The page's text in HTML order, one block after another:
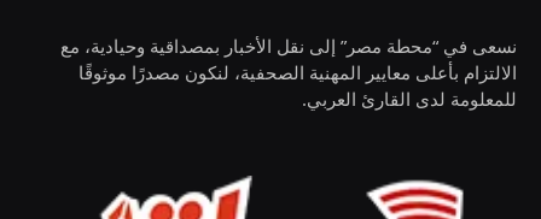
نسعى في “محطة مصر” إلى نقل الأخبار بمصداقية وحيادية، مع
الالتزام بأعلى معايير المهنية الصحفية، لنكون مصدرًا موثوقًا
للمعلومة لدى القارئ العربي.